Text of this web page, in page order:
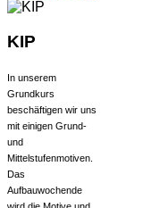
KIP
In unserem
Grundkurs
beschäftigen wir uns
mit einigen Grund-
und
Mittelstufenmotiven.
Das
Aufbauwochende
wird die Motive und